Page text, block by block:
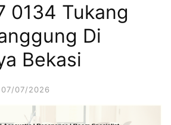
0134 Tukang
Di
Bekasi
07/07/2026